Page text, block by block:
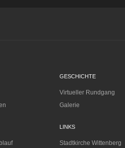
GESCHICHTE
Virtueller Rundgang
Galerie
LINKS
Stadtkirche Wittenberg